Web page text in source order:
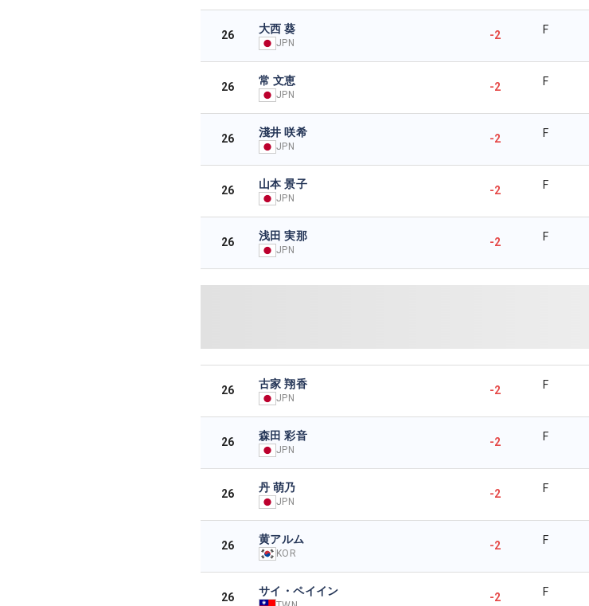
26 大西 葵
JPN
-2 F
26 常 文恵
JPN
-2 F
26 淺井 咲希
JPN
-2 F
26 山本 景子
JPN
-2 F
26 浅田 実那
JPN
-2 F
26 古家 翔香
JPN
-2 F
26 森田 彩音
JPN
-2 F
26 丹 萌乃
JPN
-2 F
26 黄アルム
KOR
-2 F
26 サイ・ペイイン -2 F